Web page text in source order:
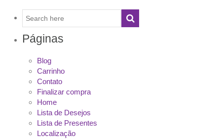
Páginas
Blog
Carrinho
Contato
Finalizar compra
Home
Lista de Desejos
Lista de Presentes
Localização